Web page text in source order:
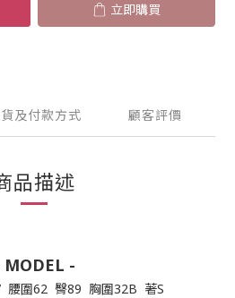
立即購買
及付款方式 顧客評價
品描述
MODEL -
圍62 臀89 胸圍32B 著S